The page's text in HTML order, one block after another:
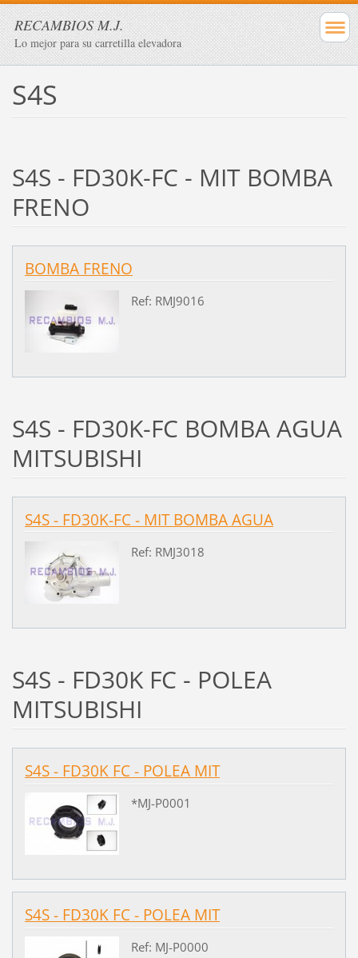
RECAMBIOS M.J.
Lo mejor para su carretilla elevadora
S4S
S4S - FD30K-FC - MIT BOMBA
FRENO
BOMBA FRENO
Ref: RMJ9016
S4S - FD30K-FC BOMBA AGUA
MITSUBISHI
S4S - FD30K-FC - MIT BOMBA AGUA
Ref: RMJ3018
S4S - FD30K FC - POLEA
MITSUBISHI
S4S - FD30K FC - POLEA MIT
*MJ-P0001
S4S - FD30K FC - POLEA MIT
Ref: MJ-P0000